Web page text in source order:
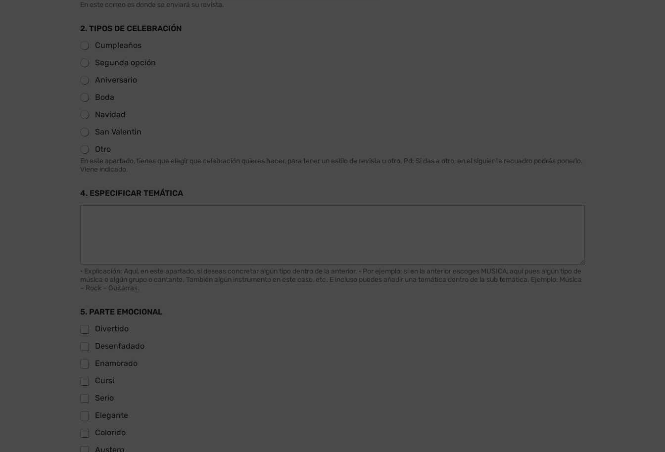
En este correo es donde se enviará su revista.
2. TIPOS DE CELEBRACIÓN
Cumpleaños
Segunda opción
Aniversario
Boda
Navidad
San Valentin
Otro
En este apartado, tienes que elegir que celebración quieres hacer, para tener un estilo de revista u otro. Pd: Si das a otro, en el siguiente recuadro podrás ponerlo.
Viene indicado.
4. ESPECIFICAR TEMÁTICA
• Explicación: Aquí, en este apartado, si deseas concretar algún tipo dentro de la anterior. • Por ejemplo: si en la anterior escoges MUSICA, aquí pues algún tipo de
música o algún grupo o cantante. También algún instrumento en este caso, etc. E incluso puedes añadir una temática dentro de la sub temática. Ejemplo: Música
– Rock – Guitarras.
5. PARTE EMOCIONAL
Divertido
Desenfadado
Enamorado
Cursi
Serio
Elegante
Colorido
Austero